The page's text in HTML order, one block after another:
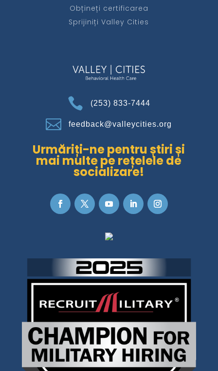
Obțineți certificarea
Sprijiniți Valley Cities
 (253) 833-7444
 feedback@valleycities.org
Urmăriți-ne pentru știri și
mai multe pe rețelele de
socializare!